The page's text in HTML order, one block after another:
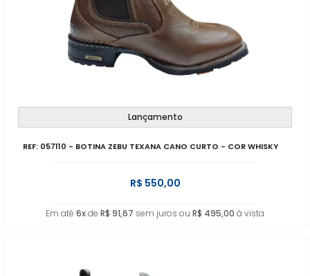
Lançamento
REF: 057110 - BOTINA ZEBU TEXANA CANO CURTO - COR WHISKY
R$ 550,00
Em até 6xde R$ 91,67 sem juros ou R$ 495,00 à vista